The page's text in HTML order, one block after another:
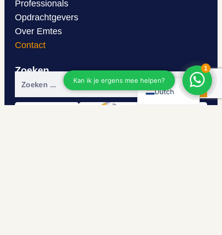
Professionals
Opdrachtgevers
Over Emtes
Contact
Zoeken
Dutch
English